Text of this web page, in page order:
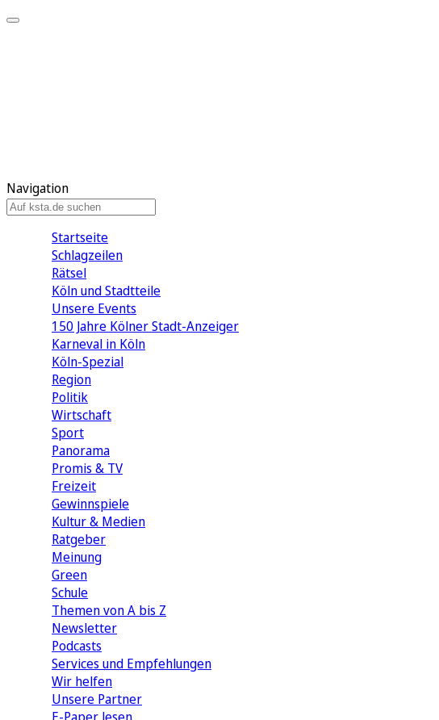
Navigation
Startseite
Schlagzeilen
Rätsel
Köln und Stadtteile
Unsere Events
150 Jahre Kölner Stadt-Anzeiger
Karneval in Köln
Köln-Spezial
Region
Politik
Wirtschaft
Sport
Panorama
Promis & TV
Freizeit
Gewinnspiele
Kultur & Medien
Ratgeber
Meinung
Green
Schule
Themen von A bis Z
Newsletter
Podcasts
Services und Empfehlungen
Wir helfen
Unsere Partner